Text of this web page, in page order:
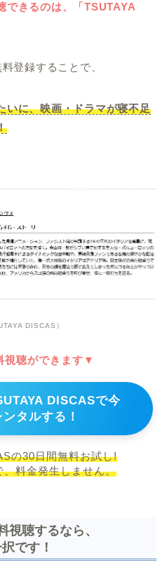
できるのは、「TSUTAYA
登録することで、
いに、映画・ドラマが寝不足
DISCAS）
視聴ができます▼
DISCASで今
タルする！
の30日間無料お試し!
、料金発生しません。
視聴するなら、
です！